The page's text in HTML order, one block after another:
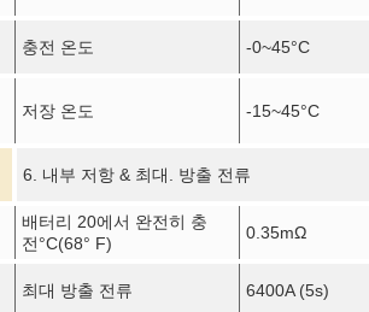
충전 온도 -0~45°C
저장 온도 -15~45°C
6. 내부 저항 & 최대. 방출 전류
배터리 20에서 완전히 충
전°C(68° F)
0.35mΩ
최대 방출 전류 6400A (5s)